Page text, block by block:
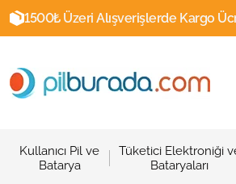
1500₺ Üzeri Alışverişlerde Kargo
Kullanıcı Pil ve
Batarya
Tüketici Elektroniği
Bataryaları